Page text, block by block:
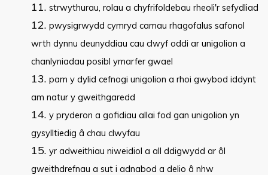
strwythurau, rolau a chyfrifoldebau rheoli'r sefydliad
pwysigrwydd cymryd camau rhagofalus safonol
wrth dynnu deunyddiau cau clwyf oddi ar unigolion a
chanlyniadau posibl ymarfer gwael
pam y dylid cefnogi unigolion a rhoi gwybod iddynt
am natur y gweithgaredd
y pryderon a gofidiau allai fod gan unigolion yn
gysylltiedig â chau clwyfau
yr adweithiau niweidiol a all ddigwydd ar ôl
gweithdrefnau a sut i adnabod a delio â nhw